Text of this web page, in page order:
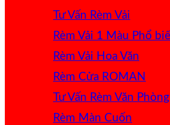
Tư Vấn Rèm Vải
Rèm Vải 1 Màu
Rèm Vải Hoa Văn
Rèm Cửa ROMAN
Tư Vấn Rèm Văn Phòng
Rèm Màn Cuốn